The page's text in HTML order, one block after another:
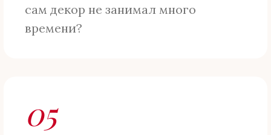
сам декор не занимал много
времени?
05